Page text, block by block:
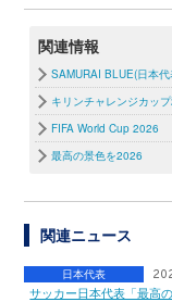
関連情報
SAMURAI BLUE(日本代
キリンチャレンジカッ
FIFA World Cup 2026
最高の景色を2026
関連ニュース
日本代表
サッカー日本代表「最高